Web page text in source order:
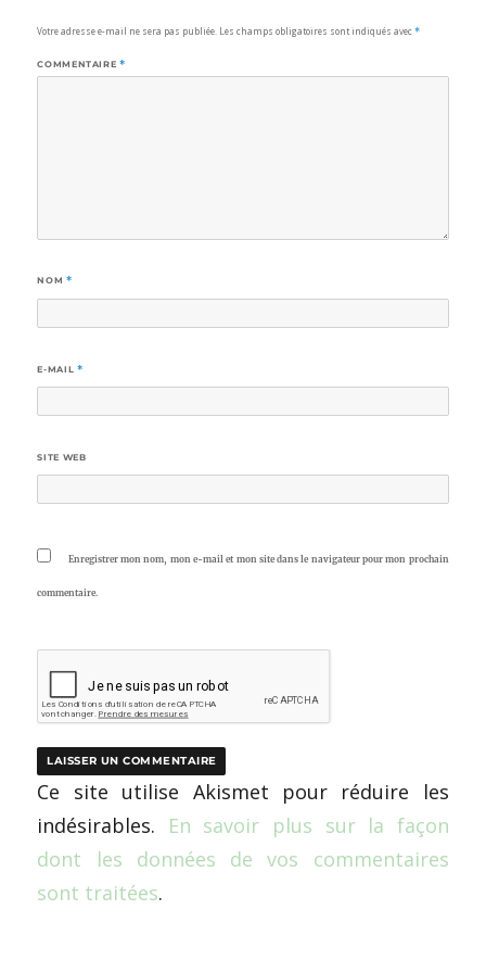
Votre adresse e-mail ne sera pas publiée. Les champs obligatoires sont indiqués avec*
COMMENTAIRE *
NOM *
E-MAIL *
SITE WEB
Enregistrer mon nom, mon e-mail et mon site dans le navigateur pour mon prochain
commentaire.
Ce site utilise Akismet pour réduire les
indésirables. En savoir plus sur la façon
dont les données de vos commentaires
sont traitées.